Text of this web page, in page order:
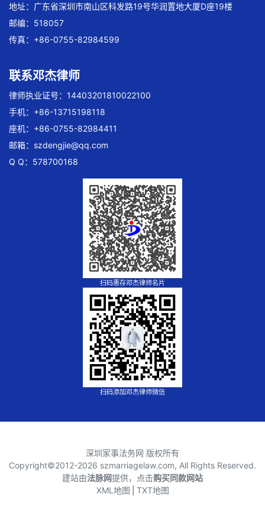
地址：广东省深圳市南山区科发路19号华润置地大厦D座19楼
邮编：518057
传真：+86-0755-82984599
联系邓杰律师
律师执业证号：14403201810022100
手机：+86-13715198118
座机：+86-0755-82984411
邮箱： szdengjie@qq.com
Q Q：578700168
扫码惠存邓杰律师名片
扫码添加邓杰律师微信
深圳家事法务网 版权所有
Copyright©2012-2026 szmarriagelaw.com, All Rights Reserved.
建站由法脉网提供，点击购买同款网站
XML地图 TXT地图